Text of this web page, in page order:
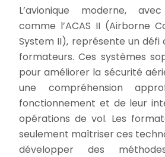
L’avionique moderne,
comme l’ACAS II (Airborne
System II), représente un
formateurs. Ces systèmes
pour améliorer la sécurité
une compréhension
fonctionnement et de leur
opérations de vol. Les
seulement maîtriser ces
développer des